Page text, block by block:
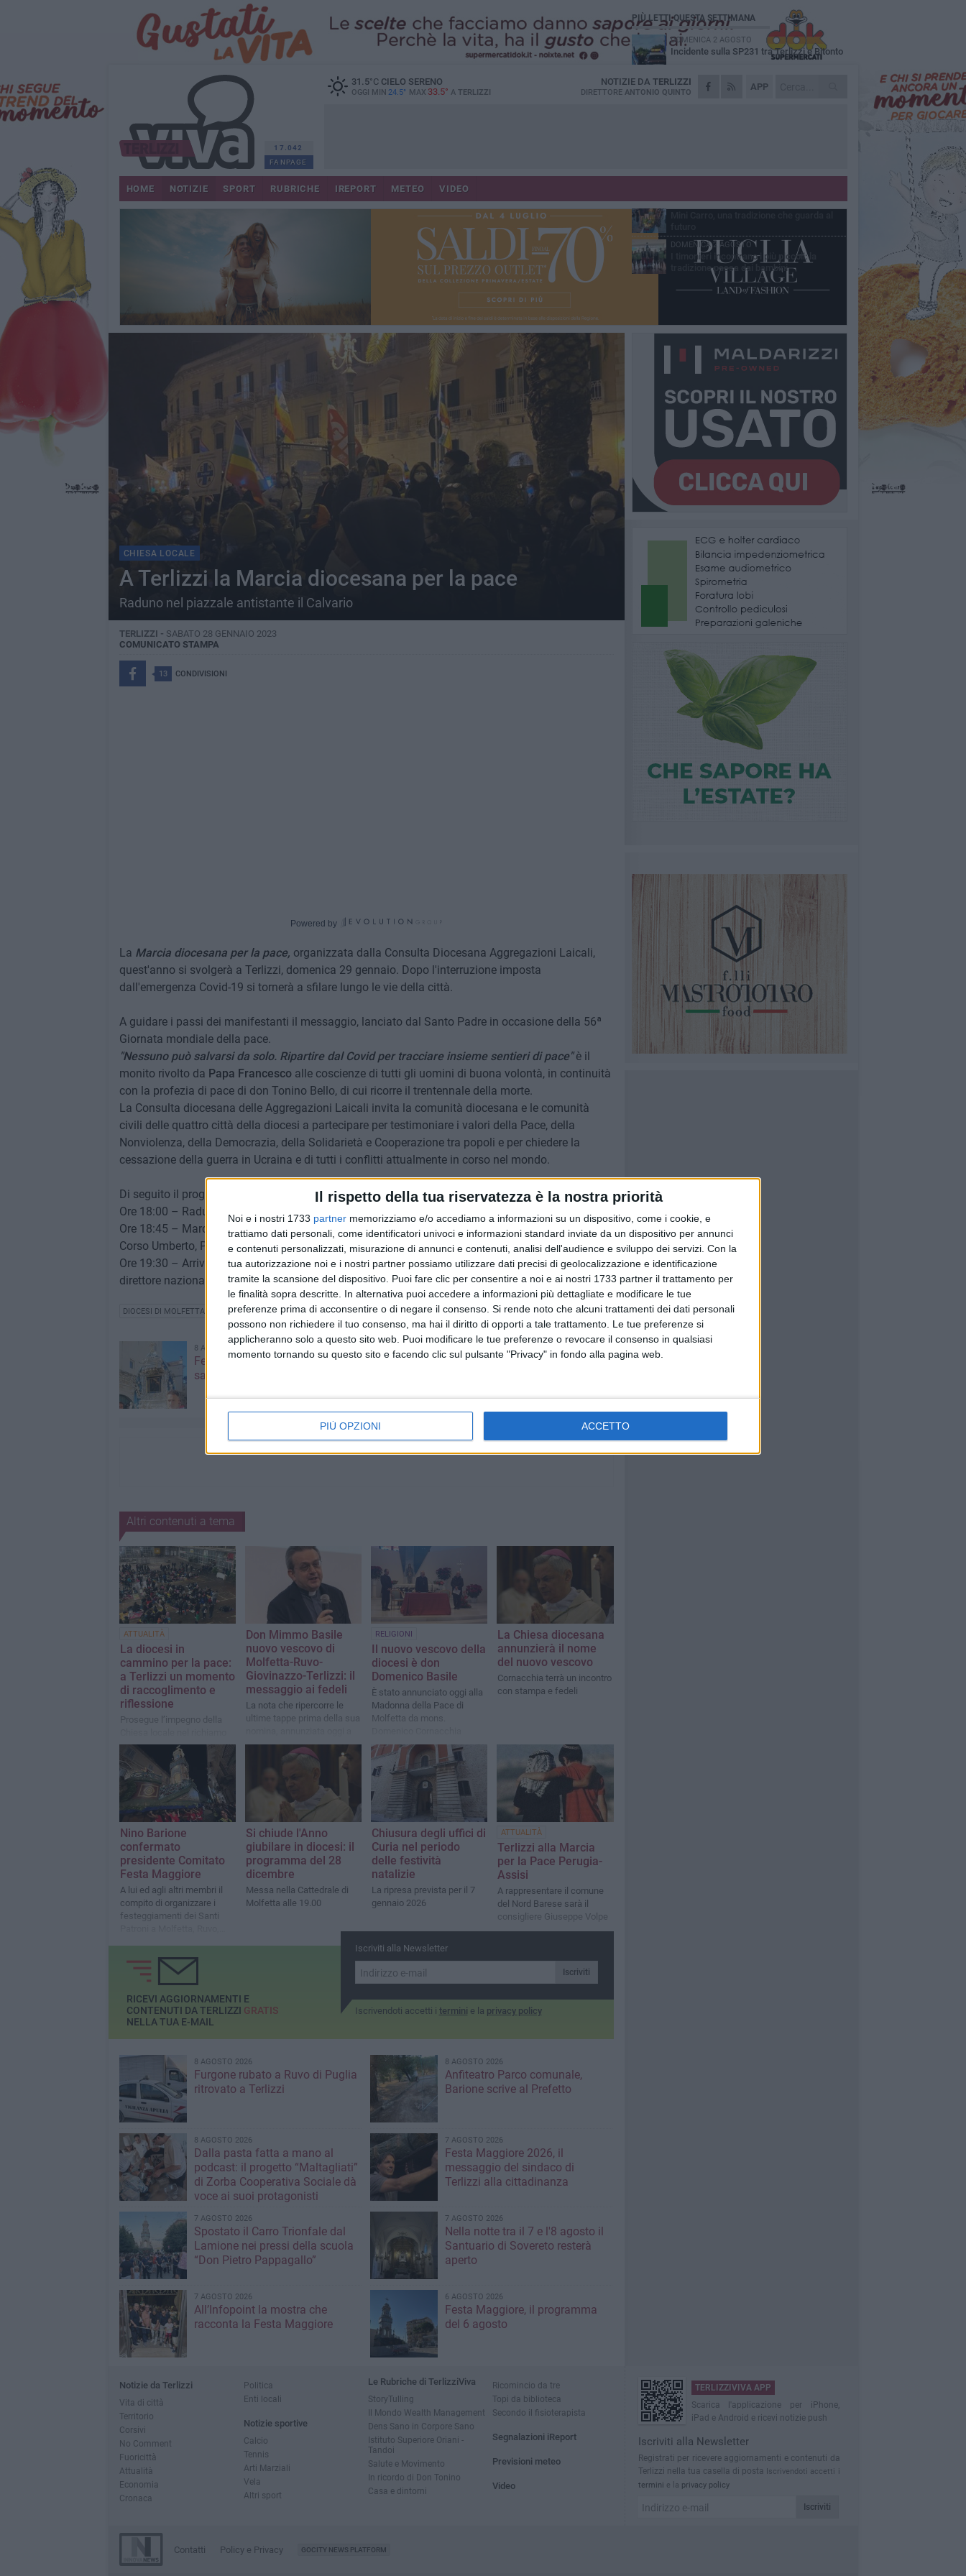
Il rispetto della tua riservatezza è la nostra priorità
Noi e i nostri 1733 partner memorizziamo e/o accediamo a informazioni su un dispositivo, come i cookie, e
trattiamo dati personali, come identificatori univoci e informazioni standard inviate da un dispositivo per annunci
e contenuti personalizzati, misurazione di annunci e contenuti, analisi dell'audience e sviluppo dei servizi. Con la
tua autorizzazione noi e i nostri partner possiamo utilizzare dati precisi di geolocalizzazione e identificazione
tramite la scansione del dispositivo. Puoi fare clic per consentire a noi e ai nostri 1733 partner il trattamento per
le finalità sopra descritte. In alternativa puoi accedere a informazioni più dettagliate e modificare le tue
preferenze prima di acconsentire o di negare il consenso. Si rende noto che alcuni trattamenti dei dati personali
possono non richiedere il tuo consenso, ma hai il diritto di opporti a tale trattamento. Le tue preferenze si
applicheranno solo a questo sito web. Puoi modificare le tue preferenze o revocare il consenso in qualsiasi
momento tornando su questo sito e facendo clic sul pulsante "Privacy" in fondo alla pagina web.
PIÙ OPZIONI ACCETTO
17.042
FANPAGE
31.5°CCIELO SERENO
OGGI MIN 24.5° MAX 33.5° A TERLIZZI
APP
NOTIZIE DA TERLIZZI
DIRETTORE ANTONIO QUINTO
HOME NOTIZIE SPORT RUBRICHE IREPORT METEO VIDEO
CHIESA LOCALE
A Terlizzi la Marcia diocesana per la pace
Raduno nel piazzale antistante il Calvario
TERLIZZI - SABATO 28 GENNAIO 2023
COMUNICATO STAMPA
13 CONDIVISIONI
Powered by
La Marcia diocesana per la pace, organizzata dalla Consulta Diocesana Aggregazioni Laicali,
quest'anno si svolgerà a Terlizzi, domenica 29 gennaio. Dopo l'interruzione imposta
dall'emergenza Covid-19 si tornerà a sfilare lungo le vie della città.
A guidare i passi dei manifestanti il messaggio, lanciato dal Santo Padre in occasione della 56ª
Giornata mondiale della pace.
"Nessuno può salvarsi da solo. Ripartire dal Covid per tracciare insieme sentieri di pace"è il
monito rivolto da Papa Francescoalle coscienze di tutti gli uomini di buona volontà, in continuità
con la profezia di pace di don Tonino Bello, di cui ricorre il trentennale della morte.
La Consulta diocesana delle Aggregazioni Laicali invita la comunità diocesana e le comunità
civili delle quattro città della diocesi a partecipare per testimoniare i valori della Pace, della
Nonviolenza, della Democrazia, della Solidarietà e Cooperazione tra popoli e per chiedere la
cessazione della guerra in Ucraina e di tutti i conflitti attualmente in corso nel mondo.
Di seguito il programma dell'iniziativa:
Ore 18:00 – Raduno piazzale antistante la Chiesa Vecchia di Santa Maria della Stella (Calvario)
Ore 18:45 – Marcia per le vie della città attraversando: Viale Roma, Corso Vittorio Emanuele II,
Corso Umberto, Piazza don Tonino Bello
Ore 19:30 – Arrivo in Concattedrale: riflessione e testimonianze di Don Gianni De Robertis, già
direttore nazionale Migrantes e preghiera finale presieduta da S.E. Mons. Domenico Cornacchia
DIOCESI DI MOLFETTA - RUVO - GIOVINAZZO - TERLIZZI MARCIA PER LA PACE TERLIZZI
8 AGOSTO 2026
Festa Maggiore, il programma di
sabato 8 agosto
Vincenzo Di Palo è il nuovo
Altri contenuti a tema
ATTUALITÀ
La diocesi in
cammino per la pace:
a Terlizzi un momento
di raccoglimento e
riflessione
Prosegue l’impegno della
alla non violenza
Don Mimmo Basile
nuovo vescovo di
Molfetta-Ruvo-
Giovinazzo-Terlizzi: il
messaggio ai fedeli
La nota che ripercorre le
ultime tappe prima della sua
stampa, clero e fedeli alla
Madonna della Pace di
Molfetta
RELIGIONI
Il nuovo vescovo della
diocesi è don
Domenico Basile
È stato annunciato oggi alla
Madonna della Pace di
Molfetta da mons.
La Chiesa diocesana
annunzierà il nome
del nuovo vescovo
Cornacchia terrà un incontro
con stampa e fedeli
Nino Barione
confermato
presidente Comitato
Festa Maggiore
A lui ed agli altri membri il
compito di organizzare i
festeggiamenti dei Santi
Si chiude l'Anno
giubilare in diocesi: il
programma del 28
dicembre
Messa nella Cattedrale di
Molfetta alle 19.00
Chiusura degli uffici di
Curia nel periodo
delle festività
natalizie
La ripresa prevista per il 7
gennaio 2026
ATTUALITÀ
Terlizzi alla Marcia
per la Pace Perugia-
Assisi
A rappresentare il comune
del Nord Barese sarà il
consigliere Giuseppe Volpe
Iscriviti alla Newsletter
Iscriviti
Iscrivendoti accetti i termini e la privacy policy
RICEVI AGGIORNAMENTI E
CONTENUTI DA TERLIZZI GRATIS
NELLA TUA E-MAIL
8 AGOSTO 2026
Furgone rubato a Ruvo di Puglia
ritrovato a Terlizzi
8 AGOSTO 2026
Anfiteatro Parco comunale,
Barione scrive al Prefetto
8 AGOSTO 2026
Dalla pasta fatta a mano al
podcast: il progetto “Maltagliati”
di Zorba Cooperativa Sociale dà
voce ai suoi protagonisti
7 AGOSTO 2026
Festa Maggiore 2026, il
messaggio del sindaco di
Terlizzi alla cittadinanza
7 AGOSTO 2026
Spostato il Carro Trionfale dal
Lamione nei pressi della scuola
“Don Pietro Pappagallo”
7 AGOSTO 2026
Nella notte tra il 7 e l'8 agosto il
Santuario di Sovereto resterà
aperto
7 AGOSTO 2026
All’Infopoint la mostra che
racconta la Festa Maggiore
6 AGOSTO 2026
Festa Maggiore, il programma
del 6 agosto
PIÙ LETTI QUESTA SETTIMANA
DOMENICA 2 AGOSTO
Incidente sulla SP231 tra Terlizzi e Bitonto
GIOVEDÌ 6 AGOSTO
A Terlizzi nasce il comitato di Futuro
Festa Maggiore, il programma del 6 agosto
MARTEDÌ 4 AGOSTO
DOMENICA 2 AGOSTO
I timonieri incontrano i più piccoli: la
tradizione passa dai bambini
Notizie da Terlizzi
Vita di città
Territorio
Corsivi
No Comment
Fuoricittà
Attualità
Economia
Cronaca
Politica
Enti locali
Notizie sportive
Calcio
Tennis
Arti Marziali
Vela
Altri sport
Le Rubriche di TerlizziViva
StoryTulling
Il Mondo Wealth Management
Dens Sano in Corpore Sano
Istituto Superiore Oriani -
Tandoi
Salute e Movimento
In ricordo di Don Tonino
Casa e dintorni
Ricomincio da tre
Topi da biblioteca
Secondo il fisioterapista
Segnalazioni iReport
Previsioni meteo
Video
TERLIZZIVIVA APP
Scarica l'applicazione per iPhone,
iPad e Android e ricevi notizie push
Iscriviti alla Newsletter
Registrati per ricevere aggiornamenti e contenuti da
Terlizzi nella tua casella di posta Iscrivendoti accetti i
termini e la privacy policy
Iscriviti
Contatti Policy e Privacy GOCITY NEWS PLATFORM